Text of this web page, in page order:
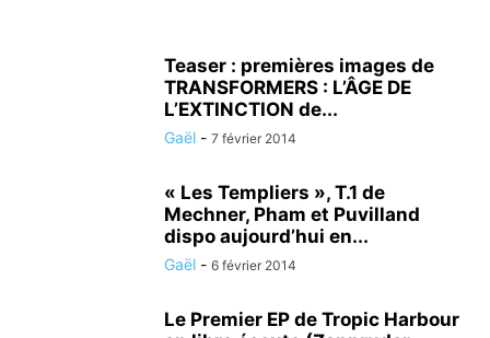
Teaser : premières images de
TRANSFORMERS : L’ÂGE DE
L’EXTINCTION de...
Gaël - 7 février 2014
« Les Templiers », T.1 de
Mechner, Pham et Puvilland
dispo aujourd’hui en...
Gaël - 6 février 2014
Le Premier EP de Tropic Harbour